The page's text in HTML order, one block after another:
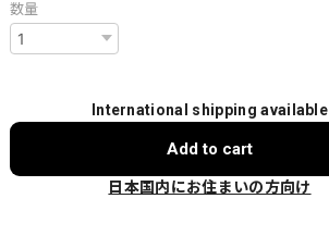
数量
International shipping available
Add to cart
日本国内にお住まいの方向け